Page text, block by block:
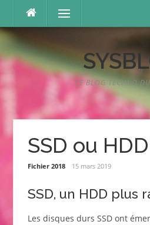
contenu
Menu
LE BLOG TECHNO
SSD ou
Fichier 2018 15 mars 2019
SSD, un HDD plus
Les disques durs SSD ont